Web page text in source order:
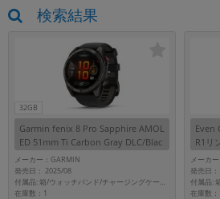
検索結果
32GB
Garmin fenix 8 Pro Sapphire AMOL
ED 51mm Ti Carbon Gray DLC/Blac
k 010-03199-21
メーカー：GARMIN
発売日： 2025/08
付属品: 箱/ウォッチバンド/チャージングケーブル/クイックスタートマニュアル
在庫数：1
Even
R1リ
メーカ
発売日
在庫数：
かんたんパソコン検索に切り
フリーワード
除外ワード
人気の検索ワード： Let's note EliteBookMacBook
カテゴリー
商品ジャンルの絞り込み
「スマートフォン」「タブレット」など